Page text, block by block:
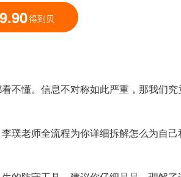
得到贝
不懂。信息不对称如此严重，那我们
璞老师全流程为你详细拆解怎么为自